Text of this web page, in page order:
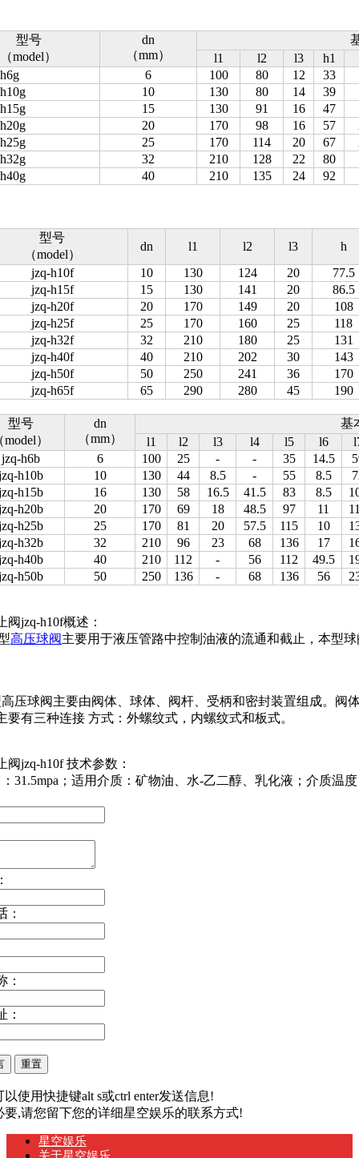
型号
（model）
dn
（mm）
l1
l2 l3
h1
6 100 80 12 33
10 130 80 14 39
15 130 91 16
47
20 170 98 16 57
25 170 114 20 67
32 210 128 22
80
40 210 135 24 92
型号
（model）
dn l1 l2 l3
h
jzq-h10f
10 130 124 20
77.5
jzq-h15f
15 130 141 20
86.5
jzq-h20f
20 170 149 20
108
jzq-h25f
25 170 160 25
118
jzq-h32f
32 210 180 25
131
jzq-h40f
40 210 202 30
143
jzq-h50f
50 250 241 36
170
jzq-h65f
65 290 280 45 190
型号
model）
dn
（mm）
基
l1
l2 l3 l4 l5 l6
jzq-h6b
6 100 25 - - 35 14.5
h10b
10 130 44 8.5 - 55 8.5
h15b
16 130 58 16.5 41.5 83 8.5
h20b
20 170 69 18 48.5 97 11
h25b
25 170 81 20 57.5 115 10
h32b
32 210 96 23 68 136 17
h40b
40 210 112 - 56 112 49.5
h50b
50 250 136 - 68 136 56
阀jzq-h10f概述：
高压球阀主要用于液压管路中控制油液的流通和截止，本型
压球阀主要由阀体、球体、阀杆、受柄和密封装置组成。
要有三种连接 方式：外螺纹式，内螺纹式和板式。
阀jzq-h10f 技术参数：
31.5mpa；适用介质：矿物油、水-乙二醇、乳化液；介质温
：
：
：
以使用快捷键alt s或ctrl enter发送信息!
要,请您留下您的详细星空娱乐的联系方式!
星空娱乐